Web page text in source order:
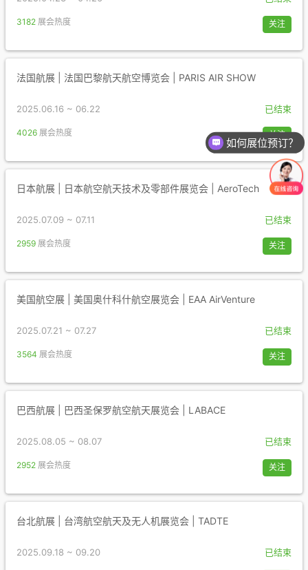
3182 展会热度 关注
法国航展 | 法国巴黎航天航空博览会 | PARIS AIR SHOW
2025.06.16 ~ 06.22 已结束
4026 展会热度 关注
日本航展 | 日本航空航天技术及零部件展览会 | AeroTech
2025.07.09 ~ 07.11 已结束
2959 展会热度 关注
美国航空展 | 美国奥什科什航空展览会 | EAA AirVenture
2025.07.21 ~ 07.27 已结束
3564 展会热度 关注
巴西航展 | 巴西圣保罗航空航天展览会 | LABACE
2025.08.05 ~ 08.07 已结束
2952 展会热度 关注
台北航展 | 台湾航空航天及无人机展览会 | TADTE
2025.09.18 ~ 09.20 已结束
如何展位预订？